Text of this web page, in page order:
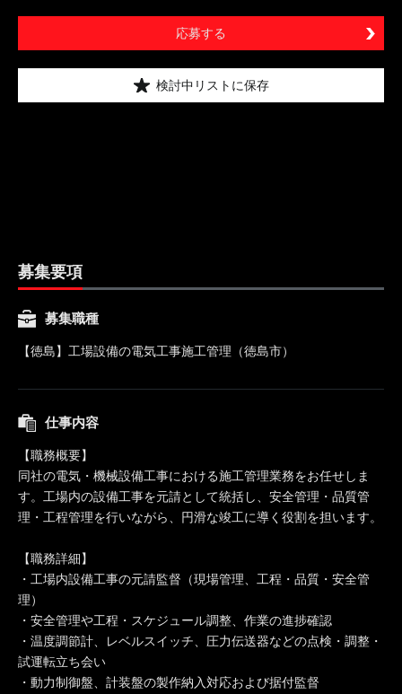
応募する
検討中リストに保存
募集要項
募集職種
【徳島】工場設備の電気工事施工管理（徳島市）
仕事内容
【職務概要】
同社の電気・機械設備工事における施工管理業務をお任せしま
す。工場内の設備工事を元請として統括し、安全管理・品質管
理・工程管理を行いながら、円滑な竣工に導く役割を担います。
【職務詳細】
・工場内設備工事の元請監督（現場管理、工程・品質・安全管
理）
・安全管理や工程・スケジュール調整、作業の進捗確認
・温度調節計、レベルスイッチ、圧力伝送器などの点検・調整・
試運転立ち会い
・動力制御盤、計装盤の製作納入対応および据付監督